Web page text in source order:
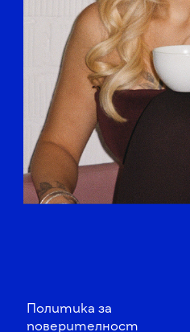
Политика за
поверителност